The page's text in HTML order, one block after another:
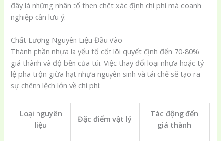
đây là những nhân tố then chốt xác định chi phí mà doanh
nghiệp cần lưu ý:
Chất Lượng Nguyên Liệu Đầu Vào
Thành phần nhựa là yếu tố cốt lõi quyết định đến 70-80%
giá thành và độ bền của túi. Việc thay đổi loại nhựa hoặc tỷ
lệ pha trộn giữa hạt nhựa nguyên sinh và tái chế sẽ tạo ra
sự chênh lệch lớn về chi phí:
Loại nguyên
liệu
Đặc điểm vật lý
Tác động đến
giá thành